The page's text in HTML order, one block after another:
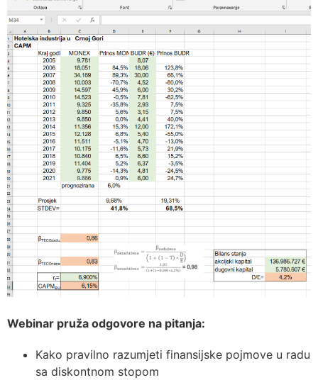
Webinar pruža odgovore na pitanja:
Kako pravilno razumjeti finansijske pojmove u radu
sa diskontnom stopom